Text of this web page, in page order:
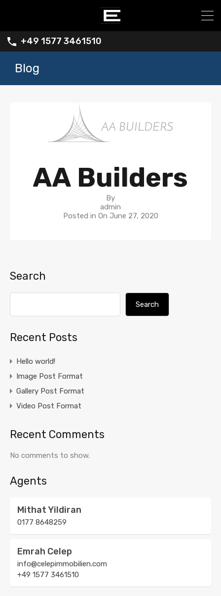
+49 1577 3461510
Blog
AA Builders
By
admin
Posted in On June 27, 2020
Search
Search
Recent Posts
Hello world!
Image Post Format
Gallery Post Format
Video Post Format
Recent Comments
No comments to show.
Agents
Mithat Yildiran
0177 8648259
Emrah Celep
info@celepimmobilien.com
+49 1577 3461510